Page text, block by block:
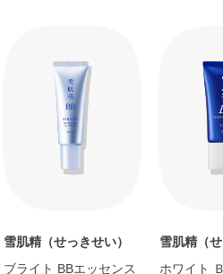
雪肌精（せっきせい）
ブライト BBエッセンス
雪肌精（
ホワイト